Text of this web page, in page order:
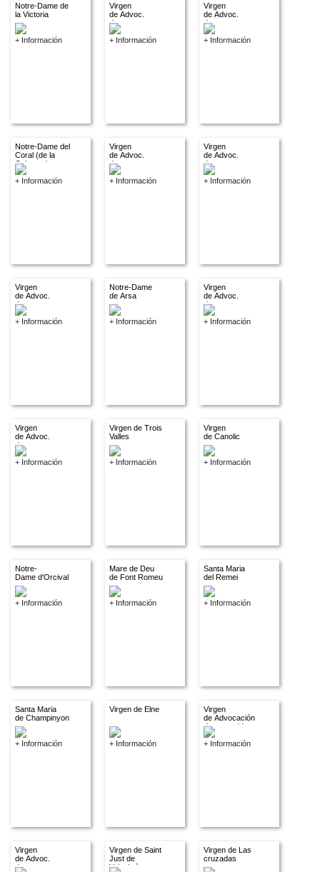
Notre-Dame de
la Victoria
+ Información
Virgen
de Advoc.
descon.
+ Información
Virgen
de Advoc.
descon.
+ Información
Notre-Dame del
Coral (de la
Colmena)
+ Información
Virgen
de Advoc.
descon.
+ Información
Virgen
de Advoc.
descon.
+ Información
Virgen
de Advoc.
descon.
+ Información
Notre-Dame
de Arsa
+ Información
Virgen
de Advoc.
descon.
+ Información
Virgen
de Advoc.
descon.
+ Información
Virgen de Trois
Valles
+ Información
Virgen
de Canolic
+ Información
Notre-
Dame d'Orcival
+ Información
Mare de Deu
de Font Romeu
+ Información
Santa Maria
del Remei
+ Información
Santa Maria
de Champinyon
+ Información
Virgen de Elne
+ Información
Virgen
de Advocación
desconocida
+ Información
Virgen
de Advoc.
descon.
Virgen de Saint
Just de
Valcabrère
Virgen de Las
cruzadas